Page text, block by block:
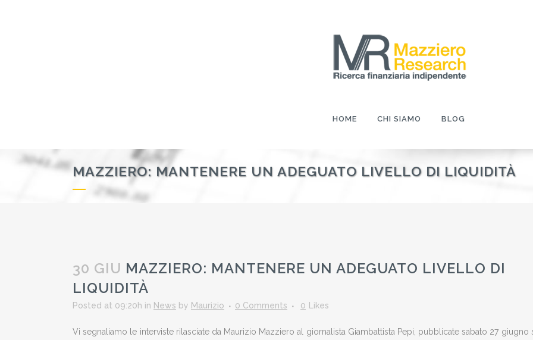
HOME CHI SIAMO BLOG
MAZZIERO: MANTENERE UN ADEGUATO LIVELLO DI LIQUIDITÀ
30 GIU MAZZIERO: MANTENERE UN ADEGUATO LIVELLO DI
LIQUIDITÀ
Posted at 09:20h in News by Maurizio 0 Comments 0 Likes
Vi segnaliamo le interviste rilasciate da Maurizio Mazziero al giornalista Giambattista Pepi, pubblicate sabato 27 giugno